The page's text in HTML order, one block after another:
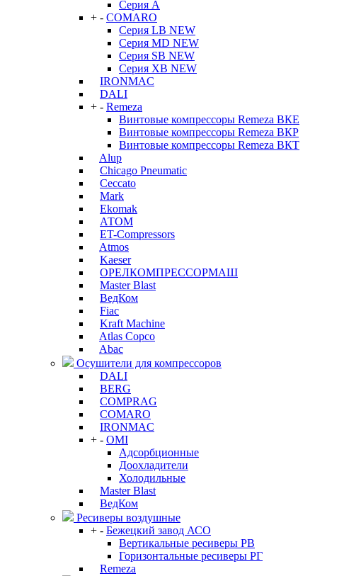
Серия А
+ - COMARO
Серия LB NEW
Серия MD NEW
Серия SB NEW
Серия XB NEW
IRONMAC
DALI
+ - Remeza
Винтовые компрессоры Remeza ВКЕ
Винтовые компрессоры Remeza ВКР
Винтовые компрессоры Remeza ВКТ
Alup
Chicago Pneumatic
Ceccato
Mark
Ekomak
АТОМ
ET-Compressors
Atmos
Kaeser
ОРЕЛКОМПРЕССОРМАШ
Master Blast
ВедКом
Fiac
Kraft Machine
Atlas Copco
Abac
Осушители для компрессоров
DALI
BERG
COMPRAG
COMARO
IRONMAC
+ - OMI
Адсорбционные
Доохладители
Холодильные
Master Blast
ВедКом
Ресиверы воздушные
+ - Бежецкий завод АСО
Вертикальные ресиверы РВ
Горизонтальные ресиверы РГ
Remeza